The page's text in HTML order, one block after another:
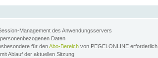
Management des Anwendungsservers
Daten
für denAbo-Bereich von PEGELONLINE erforderlich
Ablauf der aktuellen Sitzung